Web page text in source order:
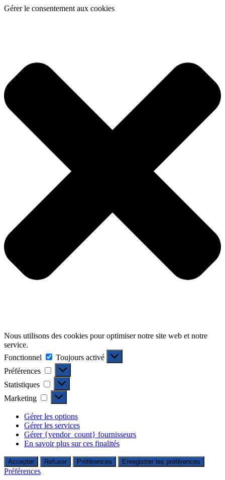
Gérer le consentement aux cookies
Nous utilisons des cookies pour optimiser notre site web et notre
service.
Fonctionnel
Fonctionnel
Toujours activé
Préférences
Préférences
Statistiques Statistiques
Marketing Marketing
Gérer les options
Gérer les services
Gérer {vendor_count} fournisseurs
En savoir plus sur ces finalités
Accepter Refuser Préférences Enregistrer les préférences
Préférences